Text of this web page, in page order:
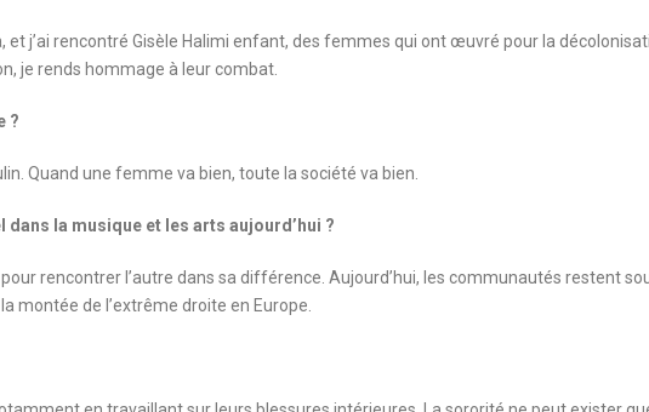
j’ai rencontré Gisèle Halimi enfant, des femmes qui ont œuvré pour la
je rends hommage à leur combat.
?
Quand une femme va bien, toute la société va bien.
la musique et les arts aujourd’hui ?
rencontrer l’autre dans sa différence. Aujourd’hui, les communautés restent
montée de l’extrême droite en Europe.